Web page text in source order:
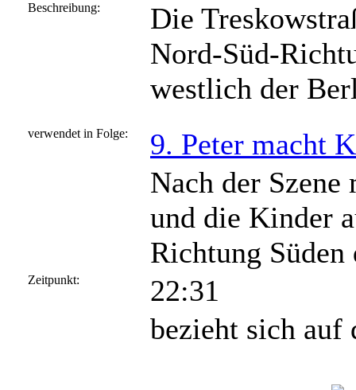
Beschreibung:
Die
Nord-Süd-
westlich der
verwendet in Folge:
9. Peter macht
Nach der
und die Kinder
Richtung
Zeitpunkt:
22:31
bezieht sich auf